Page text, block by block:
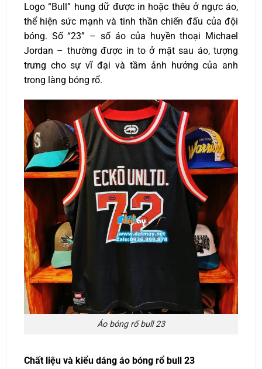
Logo “Bull” hung dữ được in hoặc thêu ở ngực áo,
thể hiện sức mạnh và tinh thần chiến đấu của đội
bóng. Số “23” – số áo của huyền thoại Michael
Jordan – thường được in to ở mặt sau áo, tượng
trưng cho sự vĩ đại và tầm ảnh hưởng của anh
trong làng bóng rổ.
Áo bóng rổ bull 23
Chất liệu và kiểu dáng áo bóng rổ bull 23